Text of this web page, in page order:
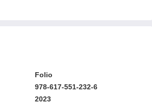
Folio
978-617-551-232-6
2023